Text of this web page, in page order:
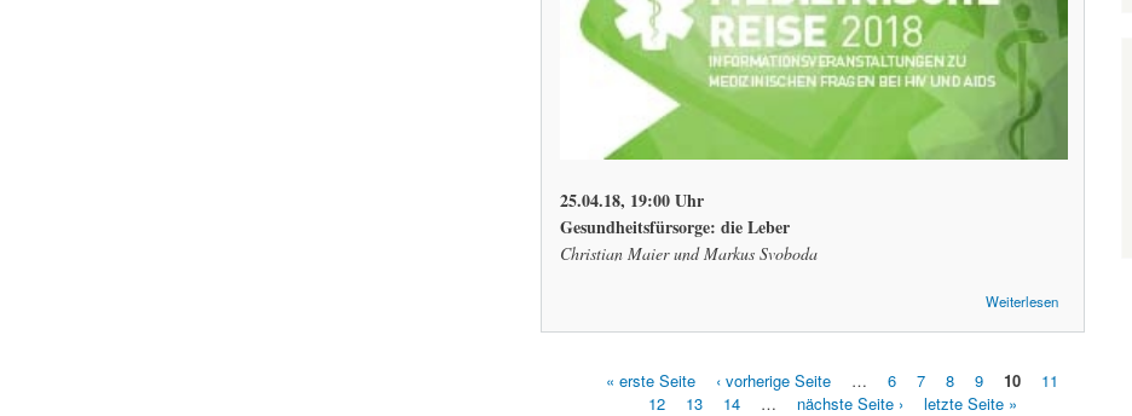
25.04.18, 19:00 Uhr
Gesundheitsfürsorge: die Leber
Christian Maier und Markus Svoboda
Weiterlesen
Reise am 25.
« erste Seite ‹ vorherige Seite … 6 7 8 9 10
11
12
13 14 … nächste Seite › letzte Seite »